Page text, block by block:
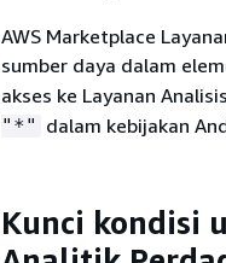
AWS Marketplace
sumber daya dalam
akses ke Layanan
"*" dalam kebijakan
Kunci kondisi